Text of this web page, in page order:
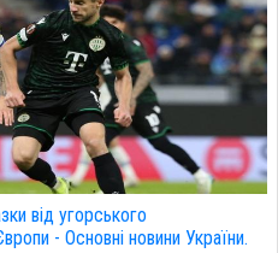
від угорського
- Основні новини України.